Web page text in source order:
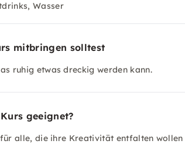
Wasser
mitbringen solltest
ruhig etwas dreckig werden kann.
geeignet?
alle, die ihre Kreativität entfalten